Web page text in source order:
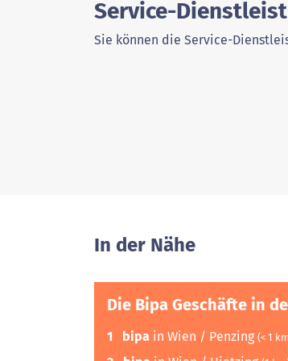
Service-
Sie können die Service-
In der Nähe
Die Bipa Geschäfte in
1 bipa in Wien / Penzing (< 1